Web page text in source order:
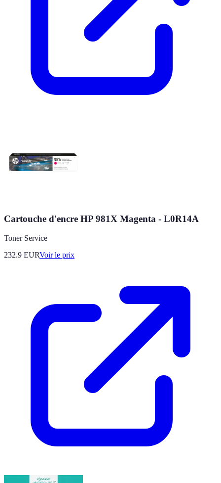
Cartouche d'encre HP 981X Magenta - L0R14A
Toner Service
232.9 EURVoir le prix